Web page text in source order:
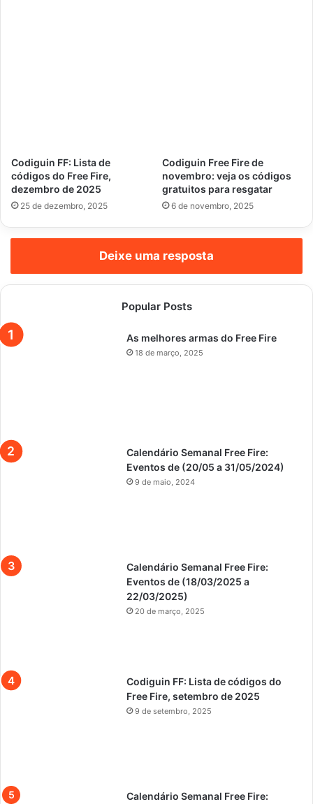
Codiguin FF: Lista de
códigos do Free Fire,
dezembro de 2025
25 de dezembro, 2025
Codiguin Free Fire de
novembro: veja os códigos
gratuitos para resgatar
6 de novembro, 2025
Deixe uma resposta
Popular Posts
As melhores armas do Free Fire
18 de março, 2025
Calendário Semanal Free Fire:
Eventos de (20/05 a 31/05/2024)
9 de maio, 2024
Calendário Semanal Free Fire:
Eventos de (18/03/2025 a
22/03/2025)
20 de março, 2025
Codiguin FF: Lista de códigos do
Free Fire, setembro de 2025
9 de setembro, 2025
Calendário Semanal Free Fire: